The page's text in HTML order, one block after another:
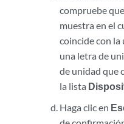
compruebe
muestra en el
coincide con la
una letra de
de unidad que
la lista
Haga clic en